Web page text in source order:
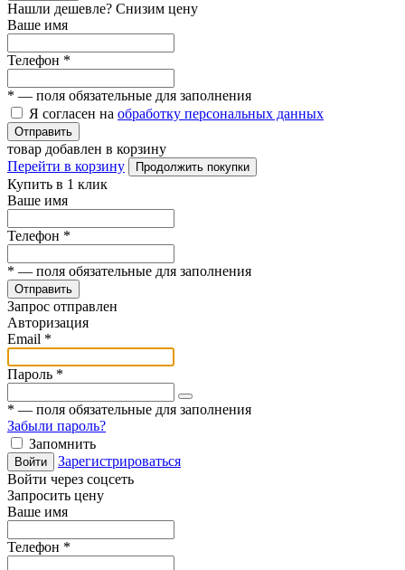
Нашли дешевле? Снизим цену
Ваше имя
Телефон *
* — поля обязательные для заполнения
Я согласен на обработку персональных данных
Отправить
товар добавлен в корзину
Перейти в корзину
Продолжить покупки
Купить в 1 клик
Ваше имя
Телефон *
* — поля обязательные для заполнения
Отправить
Запрос отправлен
Авторизация
Email *
Пароль *
* — поля обязательные для заполнения
Забыли пароль?
Запомнить
Войти
Зарегистрироваться
Войти через соцсеть
Запросить цену
Ваше имя
Телефон *